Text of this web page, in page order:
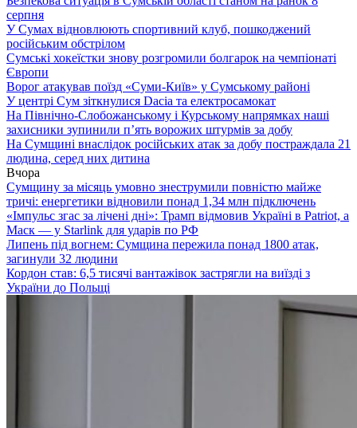
серпня
У Сумах відновлюють спортивний клуб, пошкоджений
російським обстрілом
Сумські хокеїстки знову розгромили болгарок на чемпіонаті
Європи
Ворог атакував поїзд «Суми-Київ» у Сумському районі
У центрі Сум зіткнулися Dacia та електросамокат
На Північно-Слобожанському і Курському напрямках наші
захисники зупинили п’ять ворожих штурмів за добу
На Сумщині внаслідок російських атак за добу постраждала 21
людина, серед них дитина
Вчора
Сумщину за місяць умовно знеструмили повністю майже
тричі: енергетики відновили понад 1,34 млн підключень
«Імпульс згас за лічені дні»: Трамп відмовив Україні в Patriot, а
Маск — у Starlink для ударів по РФ
Липень під вогнем: Сумщина пережила понад 1800 атак,
загинули 32 людини
Кордон став: 6,5 тисячі вантажівок застрягли на виїзді з
України до Польщі